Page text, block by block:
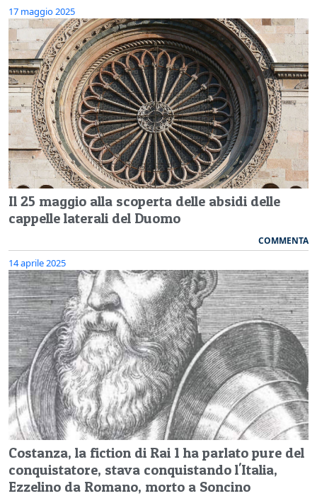
17 maggio 2025
Il 25 maggio alla scoperta delle absidi delle
cappelle laterali del Duomo
COMMENTA
14 aprile 2025
Costanza, la fiction di Rai 1 ha parlato pure del
conquistatore, stava conquistando l'Italia,
Ezzelino da Romano, morto a Soncino